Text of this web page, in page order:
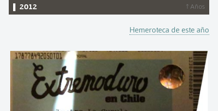
▌ 2012 ↑ Años
Hemeroteca de este año